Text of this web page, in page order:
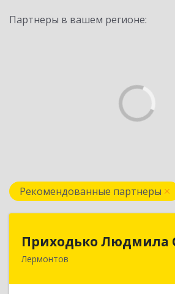
Партнеры в вашем регионе:
Рекомендованные партнеры
Приходько Людмила
Лермонтов
357341, Лермонтов г,